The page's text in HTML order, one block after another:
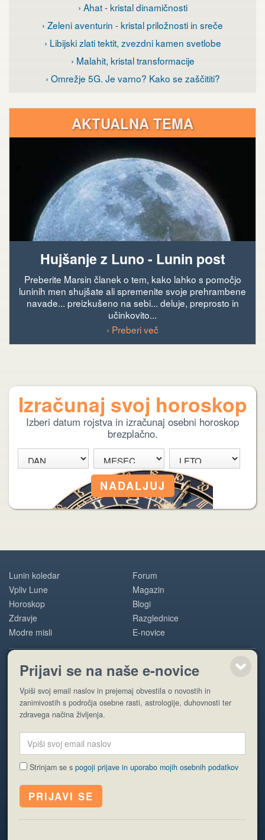
› Ahat - kristal dinamičnosti
› Zeleni aventurin - kristal priložnosti in sreče
› Libijski zlati tektit, zvezdni kamen svetlobe
› Malahit, kristal transformacije
› Omrežje 5G. Je varno? Kako se zaščititi?
AKTUALNA TEMA
Hujšanje z Luno - Lunin post
Preberite Marsin članek o tem, kako lahko s pomočjo
luninih men shujšate ali spremenite svoje prehrambene
navade... preizkušeno na sebi... deluje, preprosto in
učinkovito...
› Preberi več
Izračunaj svoj horoskop
Izberi datum rojstva in izračunaj osebni horoskop
brezplačno.
Lunin koledar
Vpliv Lune
Horoskop
Zdravje
Modre misli
Forum
Magazin
Blogi
Razglednice
E-novice
POMOČ
O nas
Oglaševanje
© EyeCatching. Vse pravice so pridržane.
ISSN 1581-2332
Politika piškotkov Varstvo osebnih podatkov
Prijavi se na naše e-novice
Vpiši svoj email naslov in prejemaj obvestila o novostih in
zanimivostih s področja osebne rasti, astrologije, duhovnosti ter
zdravega načina življenja.
Strinjam se spogoji prijave in uporabo mojih osebnih podatkov